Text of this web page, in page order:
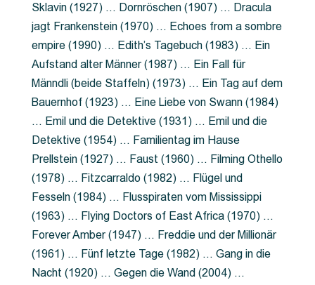
Sklavin (1927) … Dornröschen (1907) … Dracula
jagt Frankenstein (1970) … Echoes from a sombre
empire (1990) … Edith’s Tagebuch (1983) … Ein
Aufstand alter Männer (1987) … Ein Fall für
Männdli (beide Staffeln) (1973) … Ein Tag auf dem
Bauernhof (1923) … Eine Liebe von Swann (1984)
… Emil und die Detektive (1931) … Emil und die
Detektive (1954) … Familientag im Hause
Prellstein (1927) … Faust (1960) … Filming Othello
(1978) … Fitzcarraldo (1982) … Flügel und
Fesseln (1984) … Flusspiraten vom Mississippi
(1963) … Flying Doctors of East Africa (1970) …
Forever Amber (1947) … Freddie und der Millionär
(1961) … Fünf letzte Tage (1982) … Gang in die
Nacht (1920) … Gegen die Wand (2004) …